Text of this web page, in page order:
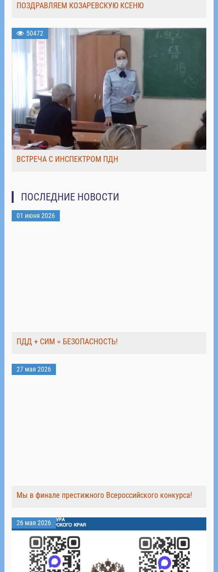
ПОЗДРАВЛЯЕМ КОЗАРЕВСКУЮ КСЕНЮ
50472
ВСТРЕЧА С ИНСПЕКТРОМ ПДН
ПОСЛЕДНИЕ НОВОСТИ
01 июня 2026
ПДД + СИМ = БЕЗОПАСНОСТЬ!
27 мая 2026
Мы в финале престижного Всероссийского конкурса!
26 мая 2026